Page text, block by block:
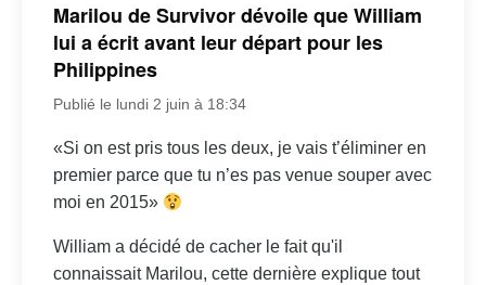
Marilou de Survivor dévoile que William
lui a écrit avant leur départ pour les
Philippines
Publié le lundi 2 juin à 18:34
«Si on est pris tous les deux, je vais t’éliminer en
premier parce que tu n’es pas venue souper avec
moi en 2015»
William a décidé de cacher le fait qu'il
connaissait Marilou, cette dernière explique tout